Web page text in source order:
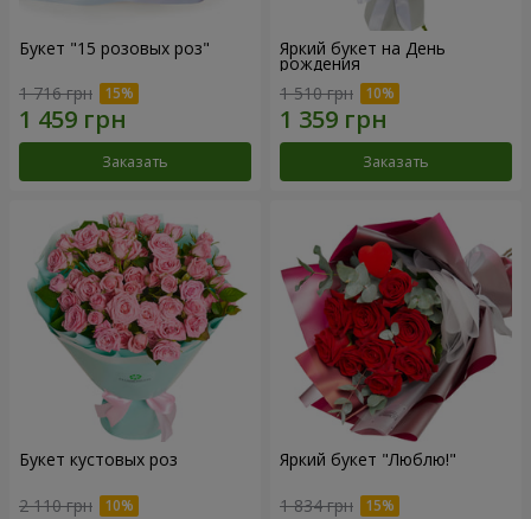
Букет "15 розовых роз"
1 716 грн
Заказать
Яркий букет на День
рождения
1 510 грн
Заказать
Букет кустовых роз
2 110 грн
Яркий букет "Люблю!"
1 834 грн